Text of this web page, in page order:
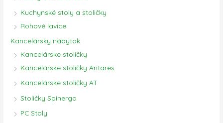
Kuchynské stoly a stoličky
Rohové lavice
Kancelársky nábytok
Kancelárske stoličky
Kancelárske stoličky Antares
Kancelárske stoličky AT
Stoličky Spinergo
PC Stoly